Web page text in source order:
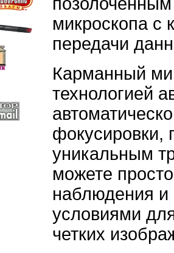
микроскопа с
передачи
Карманный
технологией
фокусировки,
уникальным
можете
наблюдения и
условиями
четких